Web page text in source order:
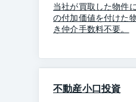
当社が買取した物件
の付加価値を付けた
き仲介手数料不要。
不動産小口投資